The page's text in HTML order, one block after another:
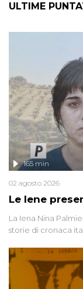
ULTIME
Le Iene
165 min
02 agosto 2026
La Iena Nina
storie di cronaca